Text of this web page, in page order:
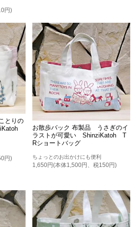
円)
とりの
円)
お散歩バック 布製品 うさぎのイ
ラストが可愛い ShinziKatoh T
Rショートバッグ
ちょっとのお出かけにも便利
1,650円(本体1,500円、税150円)